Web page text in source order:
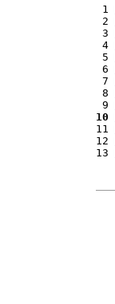
1
2
3
4
5
6
7
8
9
10
11
12
13